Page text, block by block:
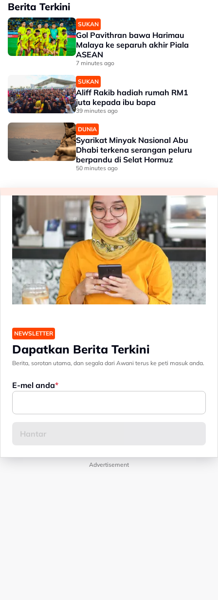
Berita Terkini
SUKAN
Gol Pavithran bawa Harimau
Malaya ke separuh akhir Piala
ASEAN
7 minutes ago
SUKAN
Aliff Rakib hadiah rumah RM1
juta kepada ibu bapa
39 minutes ago
DUNIA
Syarikat Minyak Nasional Abu
Dhabi terkena serangan peluru
berpandu di Selat Hormuz
50 minutes ago
NEWSLETTER
Dapatkan Berita Terkini
Berita, sorotan utama, dan segala dari Awani terus ke peti masuk anda.
E-mel anda
Advertisement